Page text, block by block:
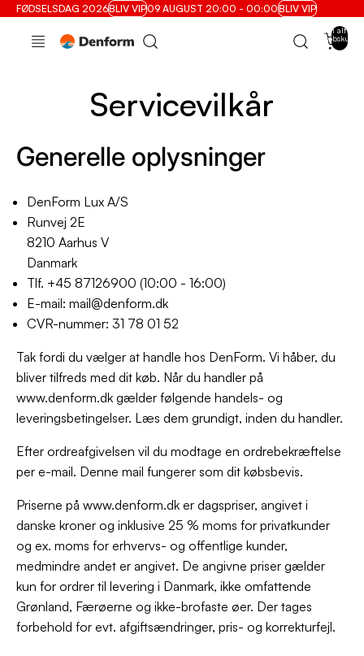
FØDSELSDAG 2026BLIV VIP09 AUGUST 20:00 - 00:00BLIV VIP
Varer i alt i
Servicevilkår
Generelle oplysninger
DenForm Lux A/S
Runvej 2E
8210 Aarhus V
Danmark
Tlf. +45 87126900 (10:00 - 16:00)
E-mail: mail@denform.dk
CVR-nummer: 31 78 01 52
Tak fordi du vælger at handle hos DenForm. Vi håber, du
bliver tilfreds med dit køb. Når du handler på
www.denform.dk gælder følgende handels- og
leveringsbetingelser. Læs dem grundigt, inden du handler.
Efter ordreafgivelsen vil du modtage en ordrebekræftelse
per e-mail. Denne mail fungerer som dit købsbevis.
Priserne på www.denform.dk er dagspriser, angivet i
danske kroner og inklusive 25 % moms for privatkunder
og ex. moms for erhvervs- og offentlige kunder,
medmindre andet er angivet. De angivne priser gælder
kun for ordrer til levering i Danmark, ikke omfattende
Grønland, Færøerne og ikke-brofaste øer. Der tages
forbehold for evt. afgiftsændringer, pris- og korrekturfejl.